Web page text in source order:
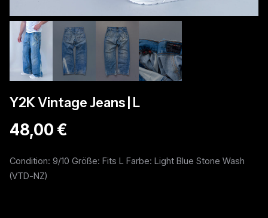
Y2K Vintage Jeans | L
48,00 €
Condition: 9/10 Größe: Fits L Farbe: Light Blue Stone Wash
(VTD-NZ)